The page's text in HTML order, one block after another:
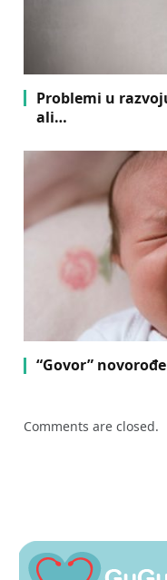
Problemi u
ali…
“Govor”
Comments are closed.